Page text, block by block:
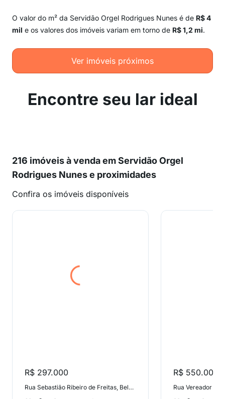
O valor do m² da Servidão Orgel Rodrigues Nunes é de R$ 4
mil e os valores dos imóveis variam em torno de R$ 1,2 mi.
Ver imóveis próximos
Encontre seu lar ideal
216 imóveis à venda em Servidão Orgel
Rodrigues Nunes e proximidades
Confira os imóveis disponíveis
R$ 297.000
Rua Sebastião Ribeiro de Freitas, Bela Vista
R$ 550.000